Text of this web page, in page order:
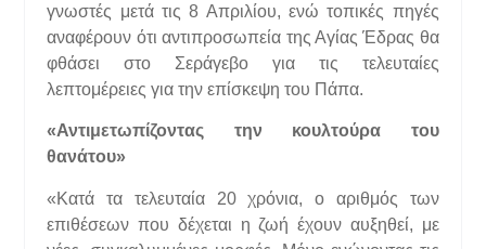
γνωστές μετά τις 8 Απριλίου, ενώ τοπικές πηγές
αναφέρουν ότι αντιπροσωπεία της Αγίας Έδρας θα
φθάσει στο Σεράγεβο για τις τελευταίες
λεπτομέρειες για την επίσκεψη του Πάπα.
«Αντιμετωπίζοντας την κουλτούρα του
θανάτου»
«Κατά τα τελευταία 20 χρόνια, ο αριθμός των
επιθέσεων που δέχεται η ζωή έχουν αυξηθεί, με